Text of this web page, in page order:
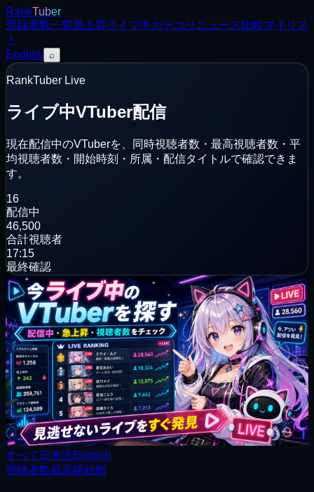
RankTuber
登録者数一覧急上昇ライブ中 カテゴリ ニュース 比較マイリス
ト
English
⌕
RankTuber Live
ライブ中VTuber配信
現在配信中のVTuberを、同時視聴者数・最高視聴者数・平
均視聴者数・開始時刻・所属・配信タイトルで確認できま
す。
16
配信中
46,500
合計視聴者
17:15
最終確認
すべて 日本語English
視聴者数最高開始順